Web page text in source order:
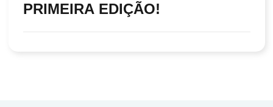
PRIMEIRA EDIÇÃO!